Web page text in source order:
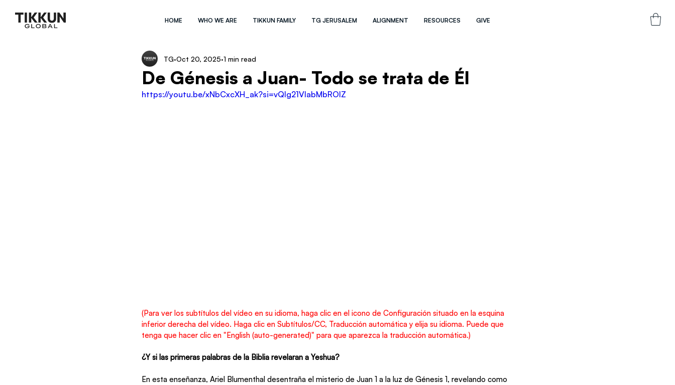
HOME WHO WE ARE TIKKUN FAMILY TG JERUSALEM ALIGNMENT RESOURCES GIVE
De Génesis a Juan- Todo se trata de Él
TG Oct 20, 2025 1 min read
https://youtu.be/xNbCxcXH_ak?si=vQIg21VIabMbROlZ
(Para ver los subtítulos del vídeo en su idioma, haga clic en el icono de Configuración situado en la esquina
inferior derecha del vídeo. Haga clic en Subtítulos/CC, Traducción automática y elija su idioma. Puede que
tenga que hacer clic en "English (auto-generated)" para que aparezca la traducción automática.)
¿Y si las primeras palabras de la Biblia revelaran a Yeshua?
En esta enseñanza, Ariel Blumenthal desentraña el misterio de Juan 1 a la luz de Génesis 1, revelando como